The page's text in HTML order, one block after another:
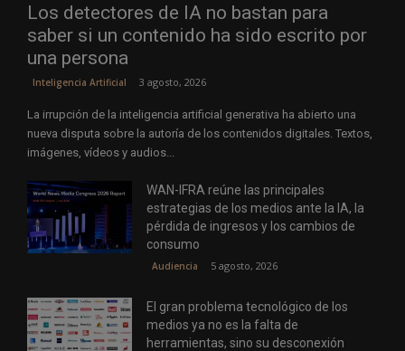
Los detectores de IA no bastan para
saber si un contenido ha sido escrito por
una persona
Inteligencia Artificial 3 agosto, 2026
La irrupción de la inteligencia artificial generativa ha abierto una
nueva disputa sobre la autoría de los contenidos digitales. Textos,
imágenes, vídeos y audios...
WAN-IFRA reúne las principales
estrategias de los medios ante la IA, la
pérdida de ingresos y los cambios de
consumo
Audiencia 5 agosto, 2026
El gran problema tecnológico de los
medios ya no es la falta de
herramientas, sino su desconexión